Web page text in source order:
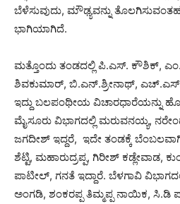
ಬೆಳೆಸುವುದು, ಮೌಢ್ಯವನ್ನು
ಭಾಗಿಯಾಗಿದೆ.
ಮತ್ತೊಂದು ತಂಡದಲ್ಲಿ ಪಿ.ಎಸ್. ಕೌಶಿಕ್,
ಶಿವಕುಮಾರ್, ಬಿ.ಎನ್.ಶ್ರೀನಾಥ್,
ಇದ್ದು ಬಲಪಂಥೀಯ ವಿಚಾರಧಾರೆಯನ್ನು
ಮೈಸೂರು ವಿಭಾಗದಲ್ಲಿ ಮರುವನಯ್ಯ,
ಜಗದೀಶ್ ಇದ್ದರೆ, ಇದೇ ತಂಡಕ್ಕೆ ಬೆಂಬಲವಾಗಿ
ಶೆಟ್ಟಿ, ಮಹಾರುದ್ರಪ್ಪ, ಗಿರೀಶ್ ಕಡ್ಲೇವಾಡ,
ಪಾಟೀಲ್, ಗನತೆ ಇದ್ದಾರೆ. ಬೆಳಗಾವಿ
ಅಂಗಡಿ, ಶಂಕರಪ್ಪ ತಿಮ್ಮಪ್ಪ ನಾಯಿಕ, ಸಿ.ಡಿ